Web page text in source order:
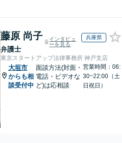
藤原 尚子
弁護士
インタビュ
ーを見る
兵庫県
東京スタートアップ法律事務所 神戸支店
大垣市
からも相
談受付中
面談方法(対面・
電話・ビデオな
ど)は応相談
営業時間：06:
30~22:00（土
日祝日）